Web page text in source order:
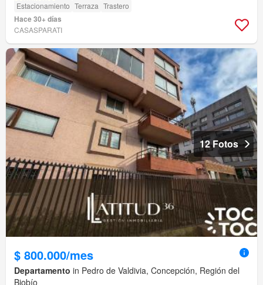
Estacionamiento Terraza Trastero
Hace 30+ días
CASASPARATI
12 Fotos
$ 800.000/mes
Departamento in Pedro de Valdivia, Concepción, Región del
Biobío